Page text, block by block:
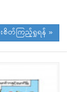
စိတ်ကြည့်ရှုရန် »